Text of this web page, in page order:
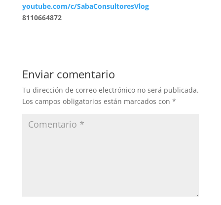
youtube.com/c/SabaConsultoresVlog
8110664872
Enviar comentario
Tu dirección de correo electrónico no será publicada.
Los campos obligatorios están marcados con *